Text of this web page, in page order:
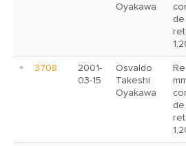
Oyakawa
3708
2001-
03-15
Osvaldo
Takeshi
Oyakawa